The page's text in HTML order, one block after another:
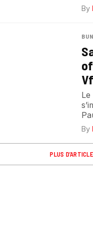
By
By
PLUS